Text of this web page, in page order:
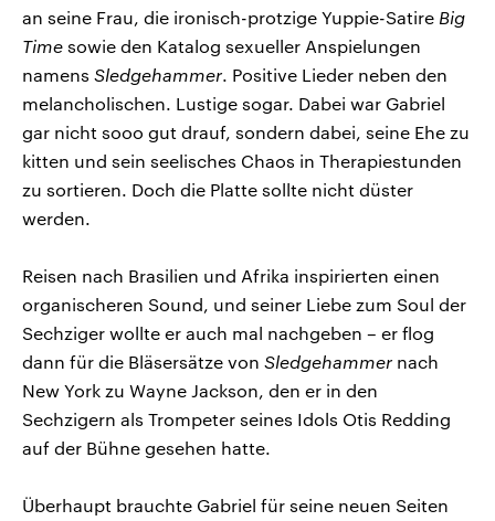
an seine Frau, die ironisch-protzige Yuppie-Satire Big
Time sowie den Katalog sexueller Anspielungen
namens Sledgehammer. Positive Lieder neben den
melancholischen. Lustige sogar. Dabei war Gabriel
gar nicht sooo gut drauf, sondern dabei, seine Ehe zu
kitten und sein seelisches Chaos in Therapiestunden
zu sortieren. Doch die Platte sollte nicht düster
werden.
Reisen nach Brasilien und Afrika inspirierten einen
organischeren Sound, und seiner Liebe zum Soul der
Sechziger wollte er auch mal nachgeben – er flog
dann für die Bläsersätze von Sledgehammer nach
New York zu Wayne Jackson, den er in den
Sechzigern als Trompeter seines Idols Otis Redding
auf der Bühne gesehen hatte.
Überhaupt brauchte Gabriel für seine neuen Seiten